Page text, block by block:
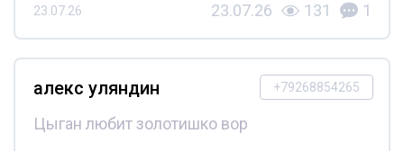
23.07.26 23.07.26 131 1
+79268854265
алекс уляндин
Цыган любит золотишко вор